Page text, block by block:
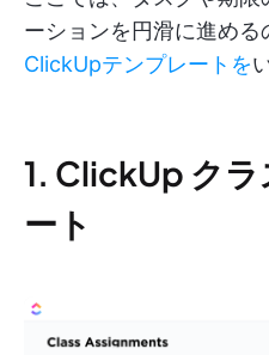
ーションを円滑に進める
ClickUpテンプレートを
1. ClickUp ク
ート